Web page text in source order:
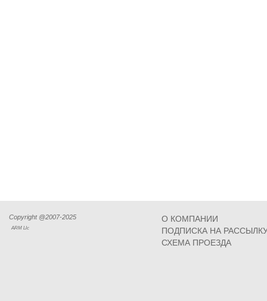
Copyright @2007-2025
ARM Llc
О КОМПАНИИ
ПОДПИСКА НА
СХЕМА ПРОЕЗДА